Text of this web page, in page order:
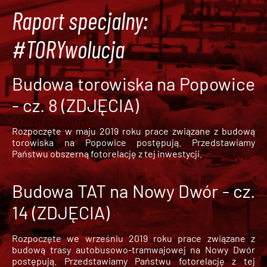
Raport specjalny:
#TORYwolucja
Budowa torowiska na Popowice
- cz. 8 (ZDJĘCIA)
Rozpoczęte w maju 2019 roku prace związane z budową
torowiska na Popowice
postępują. Przedstawiamy
Państwu obszerną fotorelację z tej inwestycji.
Budowa TAT na Nowy Dwór - cz.
14 (ZDJĘCIA)
Rozpoczęte we wrześniu 2019 roku prace związane z
budową trasy autobusowo-tramwajowej na Nowy Dwór
postępują. Przedstawiamy Państwu fotorelację z tej